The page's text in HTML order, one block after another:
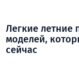
Легкие летние
моделей,
сейчас